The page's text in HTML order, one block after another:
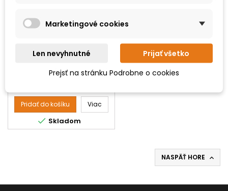
DÁVKOVACIE KEFA NA
Každý majiteľ psíka určite
pozná situáciu, kedy je
potrebné kúpeľ a náš
je práve naklonený. Jednou
rukou sa snažíte udržať psíka
vo vani, druhú nanášate...
Pridať do košíku Viac
 Skladom
NASPÄŤ HORE 
Marketingové cookies
Len nevyhnutné
Prijať všetko
Prejsť na stránku Podrobne o cookies